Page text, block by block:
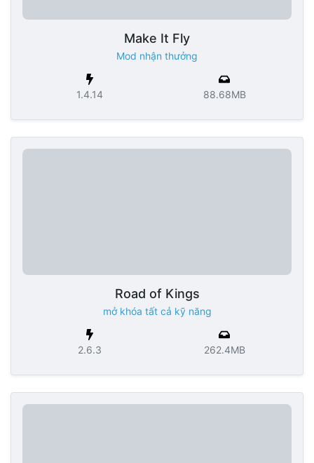
Make It Fly
Mod nhận thưởng
1.4.14 88.68MB
Road of Kings
mở khóa tất cả kỹ năng
2.6.3 262.4MB